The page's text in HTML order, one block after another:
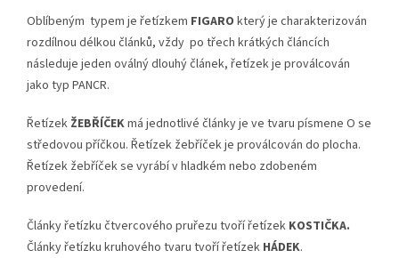
Oblíbeným typem je řetízkem FIGARO který je charakterizován
rozdílnou délkou článků, vždy po třech krátkých článcích
následuje jeden oválný dlouhý článek, řetízek je proválcován
jako typ PANCR.
Řetízek ŽEBŘÍČEKmá jednotlivé články je ve tvaru písmene O se
středovou příčkou. Řetízek žebříček je proválcován do plocha.
Řetízek žebříček se vyrábí v hladkém nebo zdobeném
provedení.
Články řetízku čtvercového pruřezu tvoří řetízek KOSTIČKA.
Články řetízku kruhového tvaru tvoří řetízek HÁDEK.